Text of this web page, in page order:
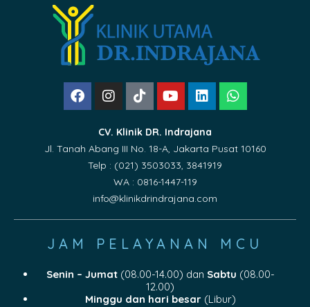
CV. Klinik DR. Indrajana
Jl. Tanah Abang III No. 18-A, Jakarta Pusat 10160
Telp : (021) 3503033, 3841919
WA : 0816-1447-119
info@klinikdrindrajana.com
JAM PELAYANAN MCU
Senin – Jumat(08.00-14.00) dan Sabtu (08.00-
12.00)
Minggu dan hari besar(Libur)